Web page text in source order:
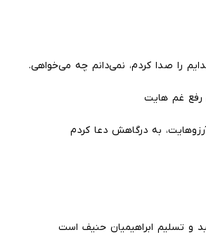
را صدا کردم، نمی‌دانم چه می‌خواهی.
رفع غم هایت
به درگاهش دعا کردم
و تسلیم ابراهیمیان حنیف است